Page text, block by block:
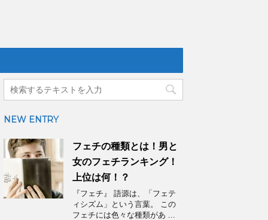
NEW ENTRY
フェチの種類とは！男と
女のフェチランキング！
上位は何！？
『フェチ』 語源は、「フェテ
ィシズム」という言葉。 この
フェチには色々な種類があ ...